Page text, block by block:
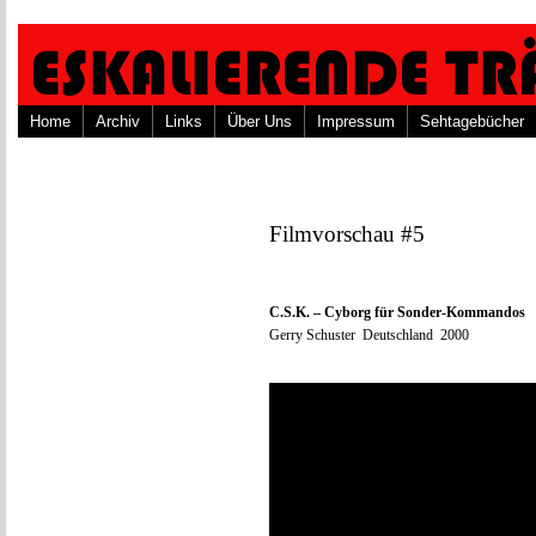
Home Archiv Links Über Uns Impressum Sehtagebücher
Filmvorschau #5
C.S.K. – Cyborg für Sonder-Kommandos
Gerry Schuster Deutschland 2000